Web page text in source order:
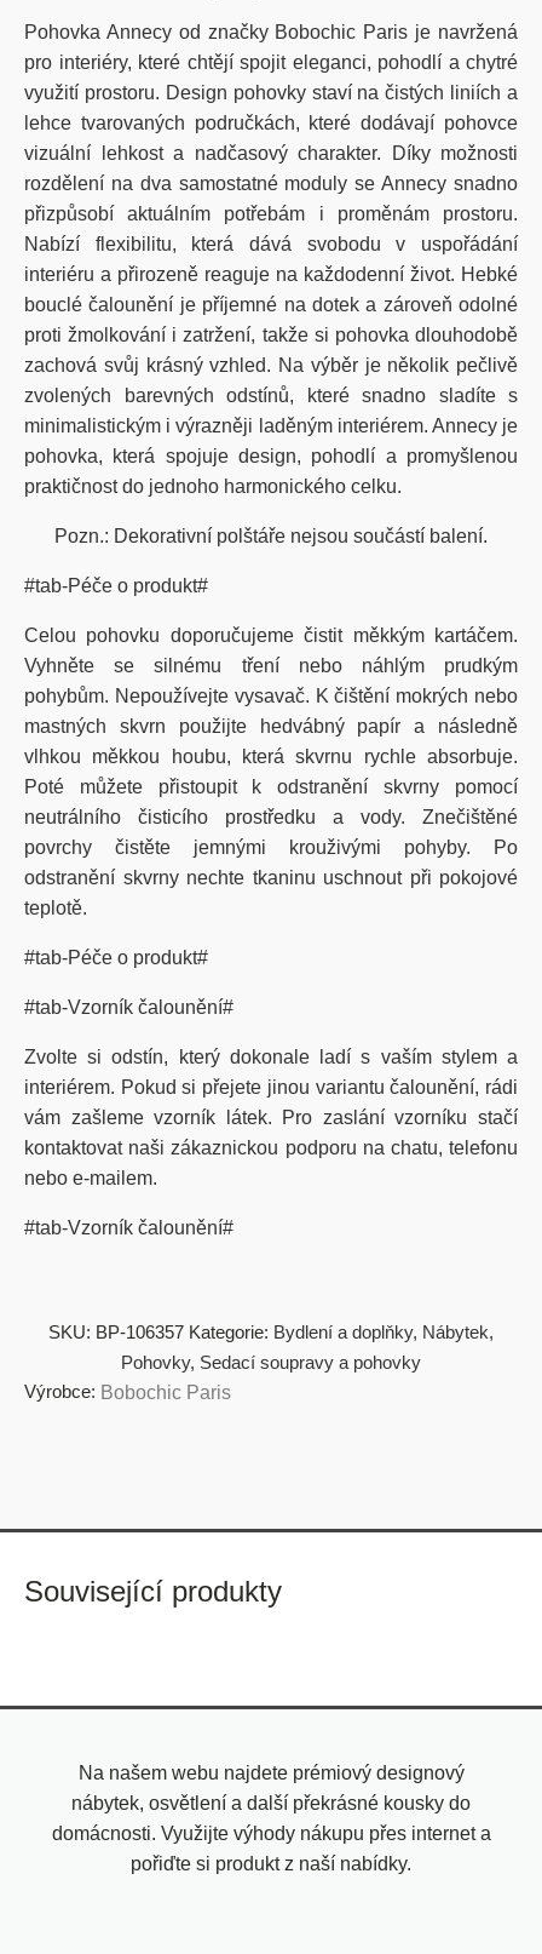
Pohovka Annecy od značky Bobochic Paris je navržená
pro interiéry, které chtějí spojit eleganci, pohodlí a chytré
využití prostoru. Design pohovky staví na čistých liniích a
lehce tvarovaných područkách, které dodávají pohovce
vizuální lehkost a nadčasový charakter. Díky možnosti
rozdělení na dva samostatné moduly se Annecy snadno
přizpůsobí aktuálním potřebám i proměnám prostoru.
Nabízí flexibilitu, která dává svobodu v uspořádání
interiéru a přirozeně reaguje na každodenní život. Hebké
bouclé čalounění je příjemné na dotek a zároveň odolné
proti žmolkování i zatržení, takže si pohovka dlouhodobě
zachová svůj krásný vzhled. Na výběr je několik pečlivě
zvolených barevných odstínů, které snadno sladíte s
minimalistickým i výrazněji laděným interiérem. Annecy je
pohovka, která spojuje design, pohodlí a promyšlenou
praktičnost do jednoho harmonického celku.
Pozn.: Dekorativní polštáře nejsou součástí balení.
#tab-Péče o produkt#
Celou pohovku doporučujeme čistit měkkým kartáčem.
Vyhněte se silnému tření nebo náhlým prudkým
pohybům. Nepoužívejte vysavač. K čištění mokrých nebo
mastných skvrn použijte hedvábný papír a následně
vlhkou měkkou houbu, která skvrnu rychle absorbuje.
Poté můžete přistoupit k odstranění skvrny pomocí
neutrálního čisticího prostředku a vody. Znečištěné
povrchy čistěte jemnými krouživými pohyby. Po
odstranění skvrny nechte tkaninu uschnout při pokojové
teplotě.
#tab-Péče o produkt#
#tab-Vzorník čalounění#
Zvolte si odstín, který dokonale ladí s vaším stylem a
interiérem. Pokud si přejete jinou variantu čalounění, rádi
vám zašleme vzorník látek. Pro zaslání vzorníku stačí
kontaktovat naši zákaznickou podporu na chatu, telefonu
nebo e-mailem.
#tab-Vzorník čalounění#
SKU: BP-106357 Kategorie: Bydlení a doplňky, Nábytek,
Pohovky, Sedací soupravy a pohovky
Výrobce: Bobochic Paris
Související produkty
Na našem webu najdete prémiový designový
nábytek, osvětlení a další překrásné kousky do
domácnosti. Využijte výhody nákupu přes internet a
pořiďte si produkt z naší nabídky.